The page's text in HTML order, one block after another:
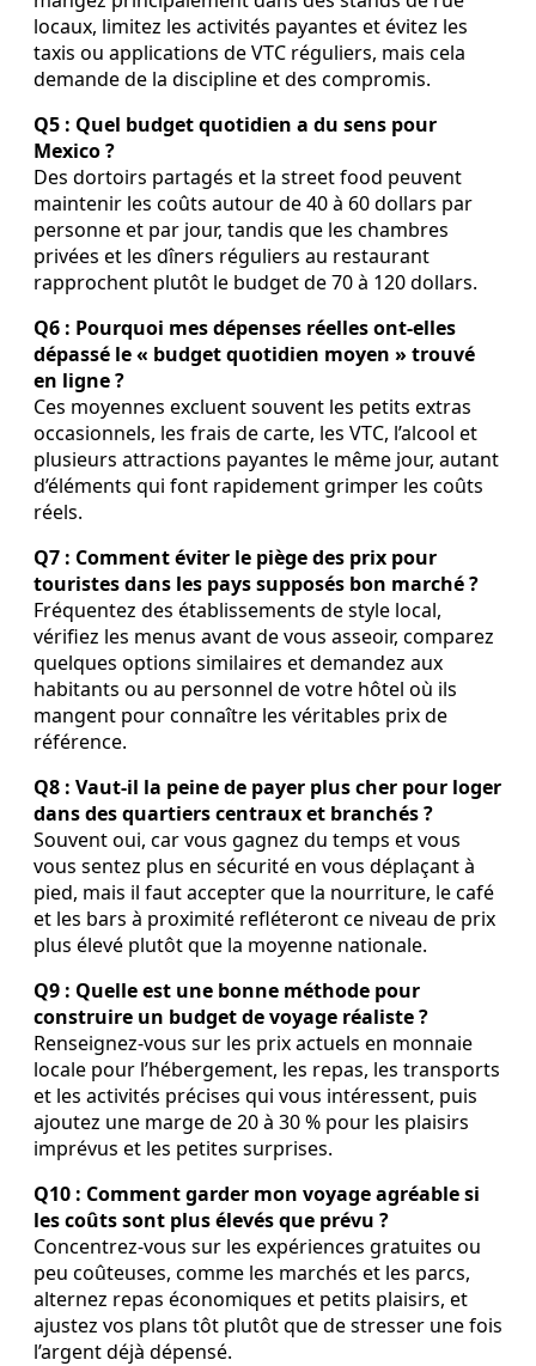
locaux, limitez les activités payantes et évitez les
taxis ou applications de VTC réguliers, mais cela
demande de la discipline et des compromis.
Q5 : Quel budget quotidien a du sens pour
Mexico ?
Des dortoirs partagés et la street food peuvent
maintenir les coûts autour de 40 à 60 dollars par
personne et par jour, tandis que les chambres
privées et les dîners réguliers au restaurant
rapprochent plutôt le budget de 70 à 120 dollars.
Q6 : Pourquoi mes dépenses réelles ont-elles
dépassé le « budget quotidien moyen » trouvé
en ligne ?
Ces moyennes excluent souvent les petits extras
occasionnels, les frais de carte, les VTC, l’alcool et
plusieurs attractions payantes le même jour, autant
d’éléments qui font rapidement grimper les coûts
réels.
Q7 : Comment éviter le piège des prix pour
touristes dans les pays supposés bon marché ?
Fréquentez des établissements de style local,
vérifiez les menus avant de vous asseoir, comparez
quelques options similaires et demandez aux
habitants ou au personnel de votre hôtel où ils
mangent pour connaître les véritables prix de
référence.
Q8 : Vaut-il la peine de payer plus cher pour loger
dans des quartiers centraux et branchés ?
Souvent oui, car vous gagnez du temps et vous
vous sentez plus en sécurité en vous déplaçant à
pied, mais il faut accepter que la nourriture, le café
et les bars à proximité refléteront ce niveau de prix
plus élevé plutôt que la moyenne nationale.
Q9 : Quelle est une bonne méthode pour
construire un budget de voyage réaliste ?
Renseignez-vous sur les prix actuels en monnaie
locale pour l’hébergement, les repas, les transports
et les activités précises qui vous intéressent, puis
ajoutez une marge de 20 à 30 % pour les plaisirs
imprévus et les petites surprises.
Q10 : Comment garder mon voyage agréable si
les coûts sont plus élevés que prévu ?
Concentrez-vous sur les expériences gratuites ou
peu coûteuses, comme les marchés et les parcs,
alternez repas économiques et petits plaisirs, et
ajustez vos plans tôt plutôt que de stresser une fois
l’argent déjà dépensé.